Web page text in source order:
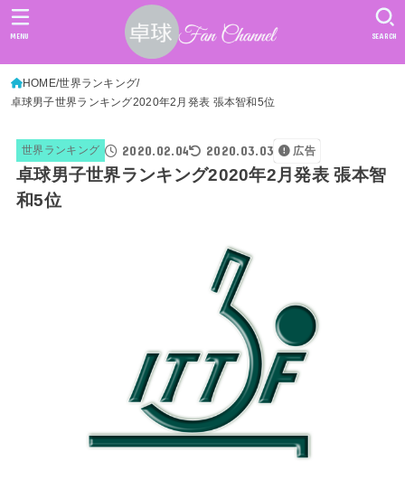
SEARCH
MENU
HOME 世界ランキング
卓球男子世界ランキング2020年2月発表 張本智和5位
世界ランキング 2020.02.04 2020.03.03 広告
卓球男子世界ランキング2020年2月発表 張本智
和5位